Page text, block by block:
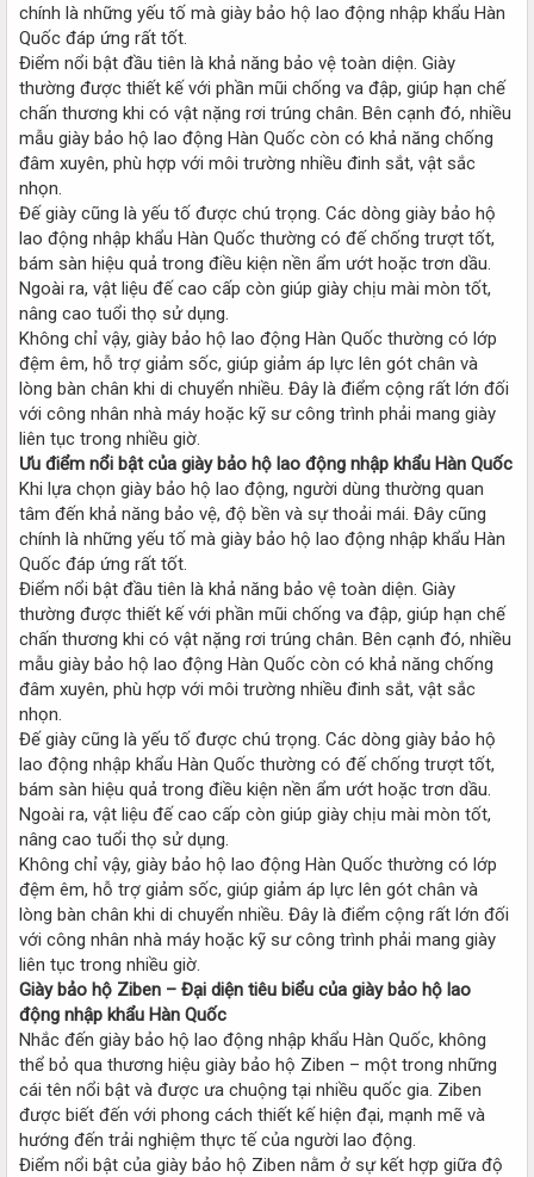
chính là những yếu tố mà giày bảo hộ lao động nhập khẩu Hàn
Quốc đáp ứng rất tốt.
Điểm nổi bật đầu tiên là khả năng bảo vệ toàn diện. Giày
thường được thiết kế với phần mũi chống va đập, giúp hạn chế
chấn thương khi có vật nặng rơi trúng chân. Bên cạnh đó, nhiều
mẫu giày bảo hộ lao động Hàn Quốc còn có khả năng chống
đâm xuyên, phù hợp với môi trường nhiều đinh sắt, vật sắc
nhọn.
Đế giày cũng là yếu tố được chú trọng. Các dòng giày bảo hộ
lao động nhập khẩu Hàn Quốc thường có đế chống trượt tốt,
bám sàn hiệu quả trong điều kiện nền ẩm ướt hoặc trơn dầu.
Ngoài ra, vật liệu đế cao cấp còn giúp giày chịu mài mòn tốt,
nâng cao tuổi thọ sử dụng.
Không chỉ vậy, giày bảo hộ lao động Hàn Quốc thường có lớp
đệm êm, hỗ trợ giảm sốc, giúp giảm áp lực lên gót chân và
lòng bàn chân khi di chuyển nhiều. Đây là điểm cộng rất lớn đối
với công nhân nhà máy hoặc kỹ sư công trình phải mang giày
liên tục trong nhiều giờ.
Ưu điểm nổi bật của giày bảo hộ lao động nhập khẩu Hàn Quốc
Khi lựa chọn giày bảo hộ lao động, người dùng thường quan
tâm đến khả năng bảo vệ, độ bền và sự thoải mái. Đây cũng
chính là những yếu tố mà giày bảo hộ lao động nhập khẩu Hàn
Quốc đáp ứng rất tốt.
Điểm nổi bật đầu tiên là khả năng bảo vệ toàn diện. Giày
thường được thiết kế với phần mũi chống va đập, giúp hạn chế
chấn thương khi có vật nặng rơi trúng chân. Bên cạnh đó, nhiều
mẫu giày bảo hộ lao động Hàn Quốc còn có khả năng chống
đâm xuyên, phù hợp với môi trường nhiều đinh sắt, vật sắc
nhọn.
Đế giày cũng là yếu tố được chú trọng. Các dòng giày bảo hộ
lao động nhập khẩu Hàn Quốc thường có đế chống trượt tốt,
bám sàn hiệu quả trong điều kiện nền ẩm ướt hoặc trơn dầu.
Ngoài ra, vật liệu đế cao cấp còn giúp giày chịu mài mòn tốt,
nâng cao tuổi thọ sử dụng.
Không chỉ vậy, giày bảo hộ lao động Hàn Quốc thường có lớp
đệm êm, hỗ trợ giảm sốc, giúp giảm áp lực lên gót chân và
lòng bàn chân khi di chuyển nhiều. Đây là điểm cộng rất lớn đối
với công nhân nhà máy hoặc kỹ sư công trình phải mang giày
liên tục trong nhiều giờ.
Giày bảo hộ Ziben – Đại diện tiêu biểu của giày bảo hộ lao
động nhập khẩu Hàn Quốc
Nhắc đến giày bảo hộ lao động nhập khẩu Hàn Quốc, không
thể bỏ qua thương hiệu giày bảo hộ Ziben – một trong những
cái tên nổi bật và được ưa chuộng tại nhiều quốc gia. Ziben
được biết đến với phong cách thiết kế hiện đại, mạnh mẽ và
hướng đến trải nghiệm thực tế của người lao động.
Điểm nổi bật của giày bảo hộ Ziben nằm ở sự kết hợp giữa độ